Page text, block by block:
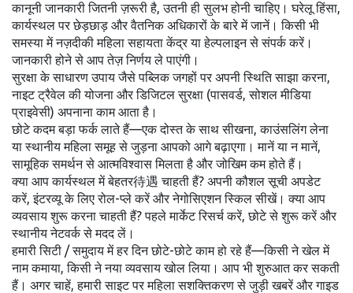
कानूनी जानकारी जितनी ज़रूरी है, उतनी ही सुलभ होनी चाहिए। घरेलू हिंसा,
कार्यस्थल पर छेड़छाड़ और वैतनिक अधिकारों के बारे में जानें। किसी भी
समस्या में नज़दीकी महिला सहायता केंद्र या हेल्पलाइन से संपर्क करें।
जानकारी होने से आप तेज़ निर्णय ले पाएंगी।
सुरक्षा के साधारण उपाय जैसे पब्लिक जगहों पर अपनी स्थिति साझा करना,
नाइट ट्रैवेल की योजना और डिजिटल सुरक्षा (पासवर्ड, सोशल मीडिया
प्राइवेसी) अपनाना काम आता है।
छोटे कदम बड़ा फर्क लाते हैं—एक दोस्त के साथ सीखना, काउंसलिंग लेना
या स्थानीय महिला समूह से जुड़ना आपको आगे बढ़ाएगा। मानें या न मानें,
सामूहिक समर्थन से आत्मविश्वास मिलता है और जोखिम कम होते हैं।
क्या आप कार्यस्थल में बेहतर待遇 चाहती हैं? अपनी कौशल सूची अपडेट
करें, इंटरव्यू के लिए रोल-प्ले करें और नेगोसिएशन स्किल सीखें। क्या आप
व्यवसाय शुरू करना चाहती हैं? पहले मार्केट रिसर्च करें, छोटे से शुरू करें और
स्थानीय नेटवर्क से मदद लें।
हमारी सिटी / समुदाय में हर दिन छोटे-छोटे काम हो रहे हैं—किसी ने खेल में
नाम कमाया, किसी ने नया व्यवसाय खोल लिया। आप भी शुरुआत कर सकती
हैं। अगर चाहें, हमारी साइट पर महिला सशक्तिकरण से जुड़ी खबरें और गाइड